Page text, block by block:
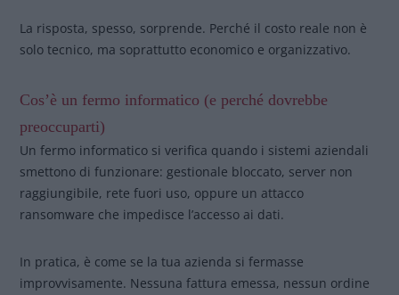
La risposta, spesso, sorprende. Perché il costo reale non è
solo tecnico, ma soprattutto economico e organizzativo.
Cos’è un fermo informatico (e perché dovrebbe
preoccuparti)
Un fermo informatico si verifica quando i sistemi aziendali
smettono di funzionare: gestionale bloccato, server non
raggiungibile, rete fuori uso, oppure un attacco
ransomware che impedisce l’accesso ai dati.
In pratica, è come se la tua azienda si fermasse
improvvisamente. Nessuna fattura emessa, nessun ordine